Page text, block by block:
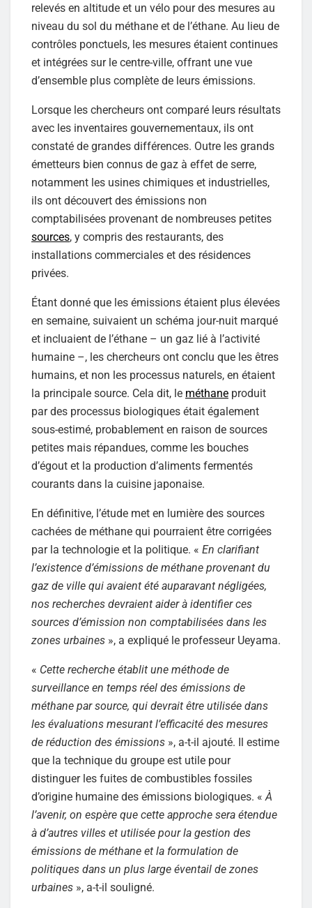
relevés en altitude et un vélo pour des mesures au
niveau du sol du méthane et de l’éthane. Au lieu de
contrôles ponctuels, les mesures étaient continues
et intégrées sur le centre-ville, offrant une vue
d’ensemble plus complète de leurs émissions.
Lorsque les chercheurs ont comparé leurs résultats
avec les inventaires gouvernementaux, ils ont
constaté de grandes différences. Outre les grands
émetteurs bien connus de gaz à effet de serre,
notamment les usines chimiques et industrielles,
ils ont découvert des émissions non
comptabilisées provenant de nombreuses petites
sources, y compris des restaurants, des
installations commerciales et des résidences
privées.
Étant donné que les émissions étaient plus élevées
en semaine, suivaient un schéma jour-nuit marqué
et incluaient de l’éthane – un gaz lié à l’activité
humaine –, les chercheurs ont conclu que les êtres
humains, et non les processus naturels, en étaient
la principale source. Cela dit, le méthane produit
par des processus biologiques était également
sous-estimé, probablement en raison de sources
petites mais répandues, comme les bouches
d’égout et la production d’aliments fermentés
courants dans la cuisine japonaise.
En définitive, l’étude met en lumière des sources
cachées de méthane qui pourraient être corrigées
par la technologie et la politique. « En clarifiant
l’existence d’émissions de méthane provenant du
gaz de ville qui avaient été auparavant négligées,
nos recherches devraient aider à identifier ces
sources d’émission non comptabilisées dans les
zones urbaines », a expliqué le professeur Ueyama.
« Cette recherche établit une méthode de
surveillance en temps réel des émissions de
méthane par source, qui devrait être utilisée dans
les évaluations mesurant l’efficacité des mesures
de réduction des émissions », a-t-il ajouté. Il estime
que la technique du groupe est utile pour
distinguer les fuites de combustibles fossiles
d’origine humaine des émissions biologiques. « À
l’avenir, on espère que cette approche sera étendue
à d’autres villes et utilisée pour la gestion des
émissions de méthane et la formulation de
politiques dans un plus large éventail de zones
urbaines », a-t-il souligné.